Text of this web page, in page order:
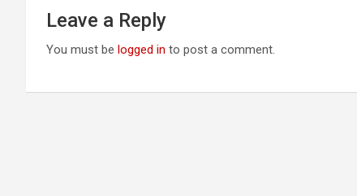
Leave a Reply
You must be logged in to post a comment.